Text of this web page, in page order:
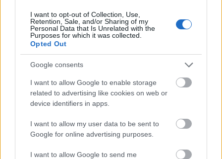
I want to opt-out of Collection, Use,
Retention, Sale, and/or Sharing of my
Personal Data that Is Unrelated with the
Purposes for which it was collected.
Opted Out
Google consents
I want to allow Google to enable storage
related to advertising like cookies on web or
device identifiers in apps.
I want to allow my user data to be sent to
Google for online advertising purposes.
I want to allow Google to send me
Tilaa uutiskirjeemme